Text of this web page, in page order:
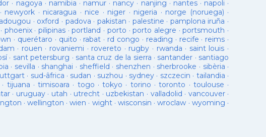
· nagoya · namibia · namur · nancy · nanjing · nantes· napoli ·
· newyork · nicaragua · nice · niger · nigeria · norge (noruega) ·
· oxford · padova · pakistan · palestine · pamplona iruña ·
· phoenix·pilipinas ·portland · porto ·porto alegre ·portsmouth ·
· querétaro · quito · rabat · rd congo · reading · recife · reims ·
· rouen · rovaniemi · rovereto · rugby · rwanda · saint louis ·
· sant petersburg · santa cruz de la sierra · santander · santiago
· sevilla · shanghai · sheffield · shenzhen · sherbrooke · sibèria ·
· sud-âfrica · sudan · suzhou · sydney · szczecin · tailandia ·
· tijuana ·timisoara · togo ·tokyo · torino ·toronto · toulouse ·
· uruguay· utah · utrecht · uzbekistan · valladolid · vancouver·
· wellington ·wien · wight·wisconsin ·wroclaw · wyoming ·